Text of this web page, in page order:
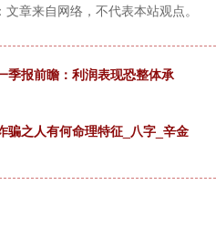
章来自网络，不代表本站观点。
季报前瞻：利润表现恐整体承
骗之人有何命理特征_八字_辛金